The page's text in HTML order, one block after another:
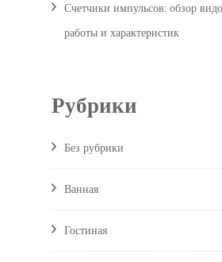
Счетчики импульсов: обзор
работы и характеристик
Рубрики
Без рубрики
Ванная
Гостиная